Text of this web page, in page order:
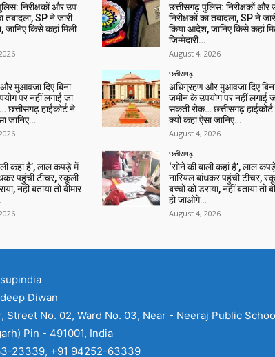
निरीक्षकों और उप
तबादला, SP ने जारी
किसे कहां मिली
मुआवजा दिए बिना
पर नहीं लगाई जा
छत्तीसगढ़ हाईकोर्ट ने
जानिए…
कहां है’, लाल कपड़े में
पहुंची टीचर, स्कूली
नहीं बताया तो बीमार
छत्तीसगढ़ पुलिस: निरीक्षकों और
निरीक्षकों का तबादला, SP ने
किया आदेश, जानिए किसे कहां
जिम्मेदारी…
August 4, 2026
छत्तीसगढ़
अधिग्रहण और मुआवजा दिए
जमीन के उपयोग पर नहीं लगाई
सकती रोक… छत्तीसगढ़
क्यों कहा ऐसा जानिए…
August 4, 2026
छत्तीसगढ़
‘सोने की बाली कहां है’, लाल
नारियल बांधकर पहुंची टीचर,
बच्चों को डराया, नहीं बताया तो
हो जाओगे…
August 4, 2026
Diwan
Street No. 02, Ward No. 03, Near - Neeraj Public
Pin - 491001, India
23339, +91 94252-63339